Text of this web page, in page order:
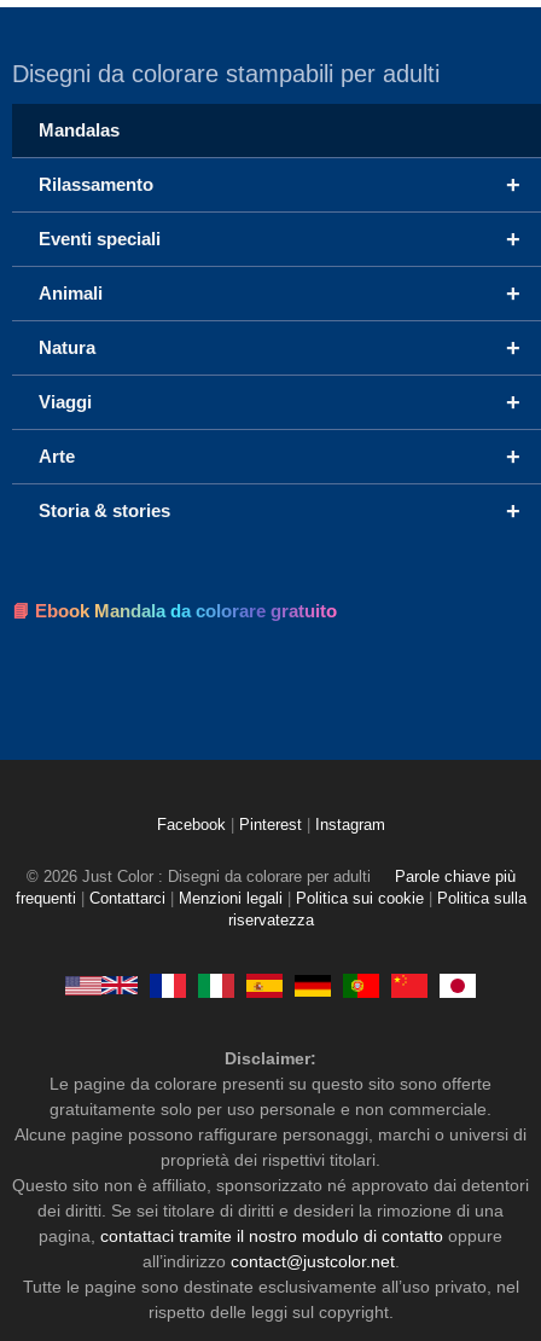
Disegni da colorare stampabili per adulti
Mandalas
+
Rilassamento
+
Eventi speciali
+
Animali
+
Natura
+
Viaggi
+
Arte
+
Storia & stories
📘 Ebook Mandala da colorare gratuito
Facebook Pinterest Instagram
© 2026 Just Color : Disegni da colorare per adulti
Parole chiave più
frequenti
Contattarci Menzioni legali Politica sui cookie
Politica sulla
riservatezza
Disclaimer:
Le pagine da colorare presenti su questo sito sono offerte
gratuitamente solo per uso personale e non commerciale.
Alcune pagine possono raffigurare personaggi, marchi o universi di
proprietà dei rispettivi titolari.
Questo sito non è affiliato, sponsorizzato né approvato dai detentori
dei diritti. Se sei titolare di diritti e desideri la rimozione di una
pagina, contattaci tramite il nostro modulo di contatto oppure
all’indirizzo contact@justcolor.net.
Tutte le pagine sono destinate esclusivamente all’uso privato, nel
rispetto delle leggi sul copyright.